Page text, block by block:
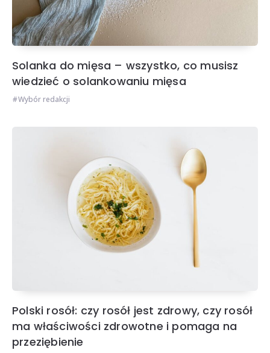
Solanka do mięsa – wszystko, co musisz
wiedzieć o solankowaniu mięsa
Wybór redakcji
Polski rosół: czy rosół jest zdrowy, czy rosół
ma właściwości zdrowotne i pomaga na
przeziębienie